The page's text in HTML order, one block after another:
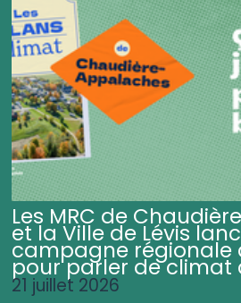
Les MRC de
et la Ville de Lévis
campagne régionale
pour parler de climat
21 juillet 2026